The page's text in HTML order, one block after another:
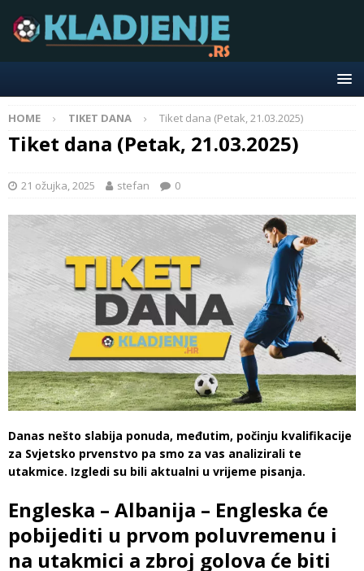
HOME TIKET DANA Tiket dana (Petak, 21.03.2025)
Tiket dana (Petak, 21.03.2025)
21 ožujka, 2025 stefan 0
Danas nešto slabija ponuda, međutim, počinju kvalifikacije
za Svjetsko prvenstvo pa smo za vas analizirali te
utakmice. Izgledi su bili aktualni u vrijeme pisanja.
Engleska – Albanija – Engleska će
pobijediti u prvom poluvremenu i
na utakmici a zbroj golova će biti